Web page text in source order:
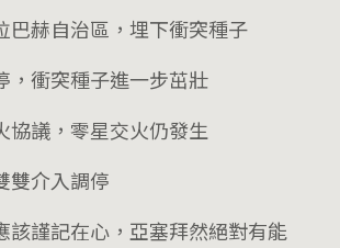
巴赫自治區，埋下衝突種子
，衝突種子進一步茁壯
協議，零星交火仍發生
雙介入調停
該謹記在心，亞塞拜然絕對有能